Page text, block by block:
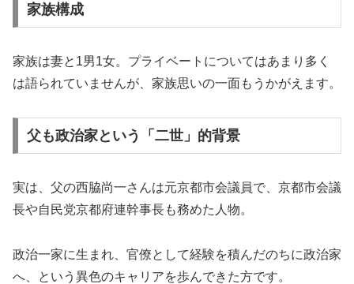
家族構成
家族は妻と1男1女。プライベートについてはあまり多く
は語られていませんが、家族思いの一面もうかがえます。
父も政治家という「二世」的背景
実は、父の西脇尚一さんは元京都市会議員で、京都市会議
長や自民党京都府連幹事長も務めた人物。
政治一家に生まれ、官僚として経験を積んだのちに政治家
へ、という異色のキャリアを歩んできた方です。